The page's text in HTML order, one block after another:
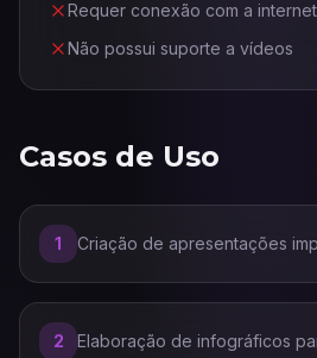
Requer conexão com a internet
Não possui suporte a vídeos
Casos de Uso
1 Criação de apresentações
2 Elaboração de infográficos